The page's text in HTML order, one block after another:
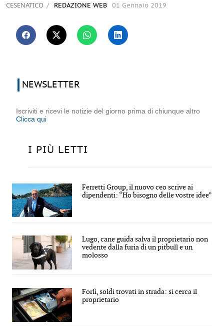
CESENATICO REDAZIONE WEB 01 Gennaio 2019
NEWSLETTER
Iscriviti e ricevi le notizie del giorno prima di chiunque altro
Clicca qui
I PIÙ LETTI
Ferretti Group, il nuovo ceo scrive ai
dipendenti: “Ho bisogno delle vostre idee”
Lugo, cane guida salva il proprietario non
vedente dalla furia di un pitbull e un
molosso
Forlì, soldi trovati in strada: si cerca il
proprietario